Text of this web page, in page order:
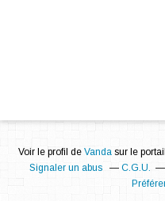
Voir le profil de Vandasur le
Signaler un abus
C.G.U.